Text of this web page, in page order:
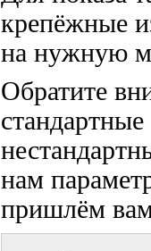
крепёжные
на нужную
Обратите
нам
пришлём